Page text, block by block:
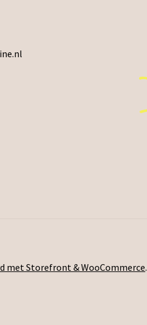
met Storefront & WooCommerce.